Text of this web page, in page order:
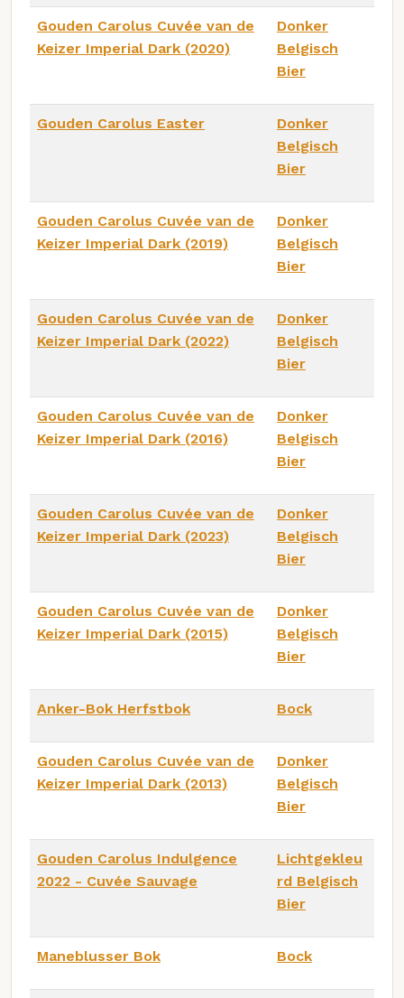
Gouden Carolus Cuvée van de
Keizer Imperial Dark (2020)
Donker
Belgisch
Bier
Gouden Carolus Easter
Donker
Belgisch
Bier
Gouden Carolus Cuvée van de
Keizer Imperial Dark (2019)
Donker
Belgisch
Bier
Gouden Carolus Cuvée van de
Keizer Imperial Dark (2022)
Donker
Belgisch
Bier
Gouden Carolus Cuvée van de
Keizer Imperial Dark (2016)
Donker
Belgisch
Bier
Gouden Carolus Cuvée van de
Keizer Imperial Dark (2023)
Donker
Belgisch
Bier
Gouden Carolus Cuvée van de
Keizer Imperial Dark (2015)
Donker
Belgisch
Bier
Anker-Bok Herfstbok Bock
Gouden Carolus Cuvée van de
Keizer Imperial Dark (2013)
Donker
Belgisch
Bier
Gouden Carolus Indulgence
2022 - Cuvée Sauvage
Lichtgekleu
rd Belgisch
Bier
Maneblusser Bok Bock